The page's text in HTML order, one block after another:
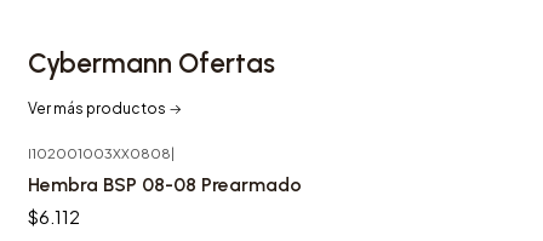
Cybermann Ofertas
Ver más productos
I102001003XX0808|
Hembra BSP 08-08 Prearmado
$6.112